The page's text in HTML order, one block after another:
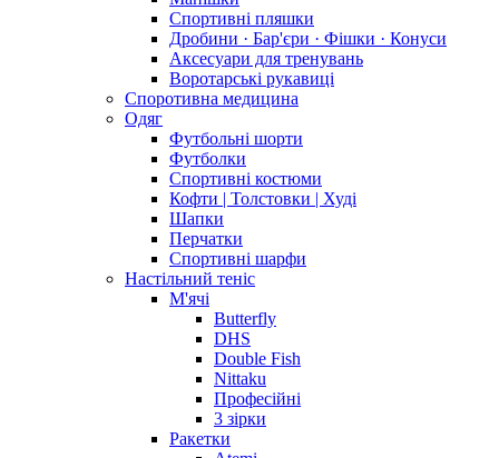
Спортивні пляшки
Дробини · Бар'єри · Фішки · Конуси
Аксесуари для тренувань
Воротарські рукавиці
Споротивна медицина
Одяг
Футбольні шорти
Футболки
Спортивні костюми
Кофти | Толстовки | Худі
Шапки
Перчатки
Спортивні шарфи
Настільний теніс
М'ячі
Butterfly
DHS
Double Fish
Nittaku
Професійні
3 зірки
Ракетки